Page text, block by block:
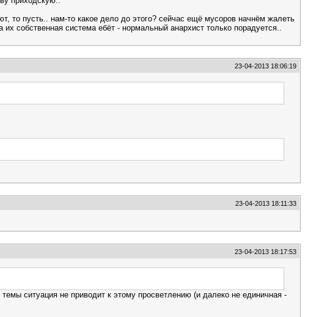
то пусть.. нам-то какое дело до этого? сейчас ещё мусоров начнём жалеть
собственная система ебёт - нормальный анархист только порадуется..
23-04-2013 18:06:19
23-04-2013 18:11:33
23-04-2013 18:17:53
ситуация не приводит к этому просветлению (и далеко не единичная -